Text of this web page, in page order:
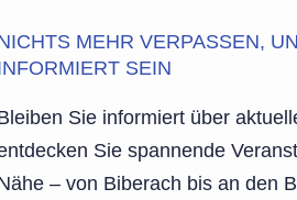
MEHR VERPASSEN,
SEIN
Sie informiert über
Sie spannende
– von Biberach bis an den